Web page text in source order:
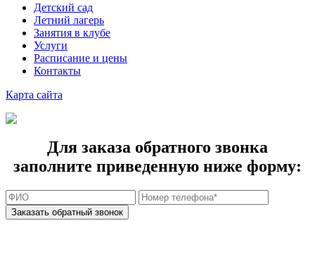
Детский сад
Летний лагерь
Занятия в клубе
Услуги
Расписание и цены
Контакты
Карта cайта
Для заказа обратного звонка
заполните приведенную ниже форму: